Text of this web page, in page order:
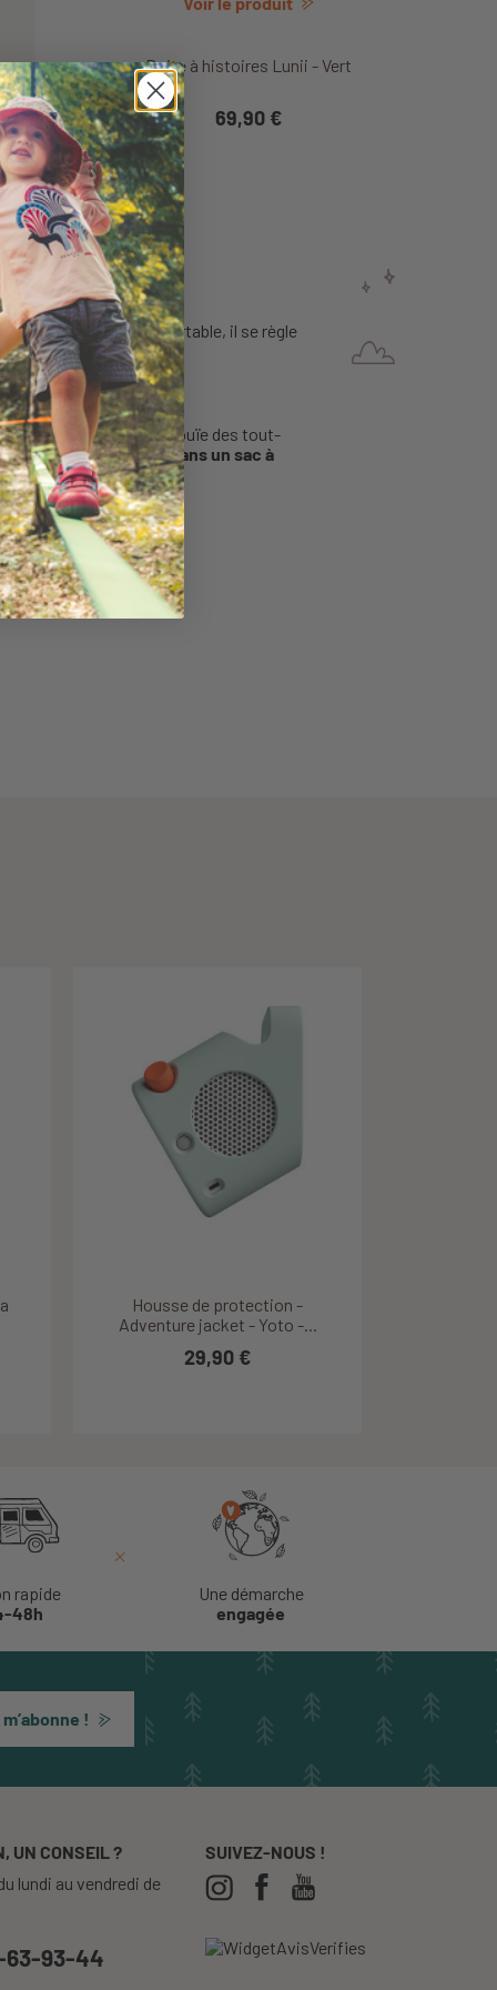
Boite à histoires Lunii - Vert
69,90 €
sœur qui dort. Confortable, il se règle
pour ne pas abîmer l'ouïe des tout-
facile à transporter dans un sac à
Boite à histoires Lunii - Bleu
69,90 €
-
Housse de protection -
Adventure jacket - Yoto -...
29,90 €
rapide
48h
Une démarche
engagée
!
UN CONSEIL ?
lundi au vendredi de
93-44
SUIVEZ-NOUS !